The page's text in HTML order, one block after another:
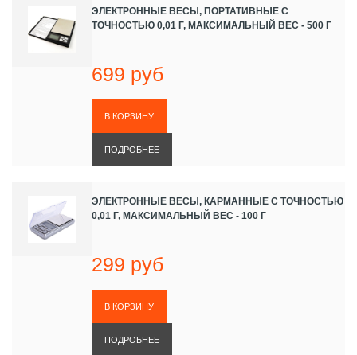
ЭЛЕКТРОННЫЕ ВЕСЫ, ПОРТАТИВНЫЕ С
ТОЧНОСТЬЮ 0,01 Г, МАКСИМАЛЬНЫЙ ВЕС - 500 Г
699 руб
ПОДРОБНЕЕ
ЭЛЕКТРОННЫЕ ВЕСЫ, КАРМАННЫЕ С ТОЧНОСТЬЮ
0,01 Г, МАКСИМАЛЬНЫЙ ВЕС - 100 Г
299 руб
ПОДРОБНЕЕ